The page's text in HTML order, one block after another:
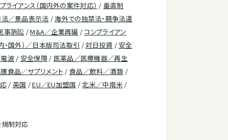
ライアンス（国内外の案件対応） / 垂直制
／景品表示法 /海外での独禁法・競争法違
事訴訟 /M&A／企業再編 / コンプライアン
・国外）／日本版司法取引 /対日投資 / 安全
波/ 安全保障/ 医薬品／医療機器／再生
食品／サプリメント / 食品／飲料／酒類 /
/ 英国 /EU／EU加盟国 /北米／中南米 /
制対応